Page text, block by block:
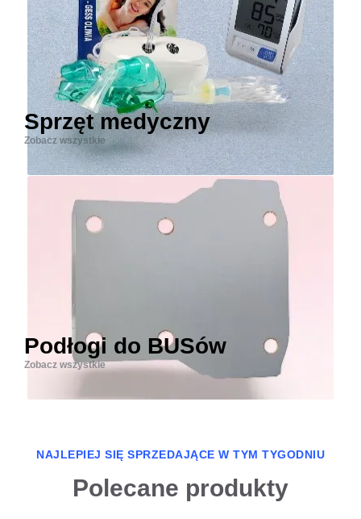
Zobacz wszystkie
Sprzęt medyczny
Zobacz wszystkie
Podłogi do BUSów
NAJLEPIEJ SIĘ SPRZEDAJĄCE W TYM TYGODNIU
Polecane produkty